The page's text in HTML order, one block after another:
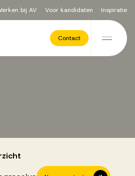
bij AV Voor kandidaten Inspiratie
Contact